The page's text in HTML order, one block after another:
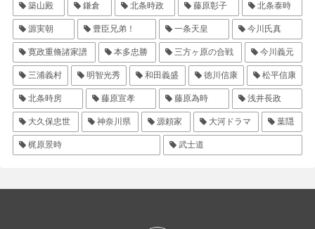
築山殿 鎌倉 北条時政 藤原彰子 北条泰時
源実朝 豊臣兄弟！ 一条天皇 今川氏真
寛政重脩諸家譜 本多忠勝 三方ヶ原の合戦 今川義元
三浦義村 明智光秀 和田義盛 徳川信康 松平信康
北条時房 藤原宣孝 藤原為時 浅井長政
大久保忠世 神奈川県 源頼家 大河ドラマ 葉隠
梶原景時 武士道